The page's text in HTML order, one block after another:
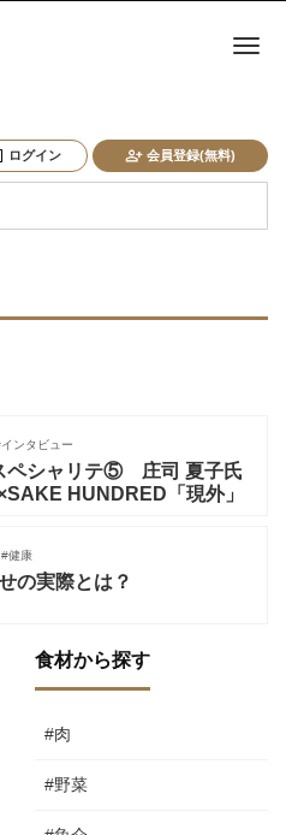
ログイン 会員登録(無料)
ナ
ンタビュー
ペシャリテ⑤ 庄司 夏子氏
HUNDRED「現外」
#健康
の実際とは？
食材から探す
#肉
#野菜